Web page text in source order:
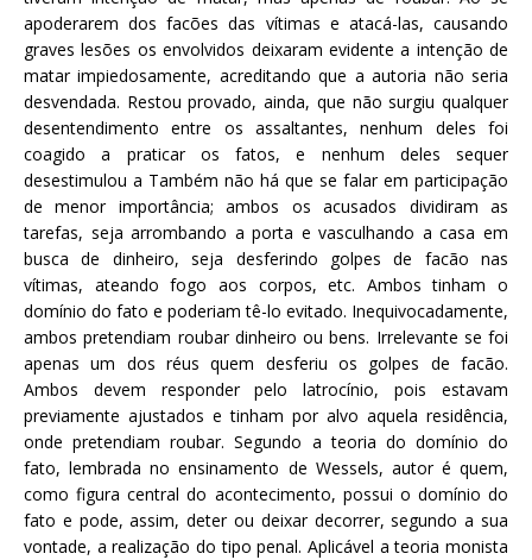
apoderarem dos facões das vítimas e atacá-las, causando
graves lesões os envolvidos deixaram evidente a intenção de
matar impiedosamente, acreditando que a autoria não seria
desvendada. Restou provado, ainda, que não surgiu qualquer
desentendimento entre os assaltantes, nenhum deles foi
coagido a praticar os fatos, e nenhum deles sequer
desestimulou a Também não há que se falar em participação
de menor importância; ambos os acusados dividiram as
tarefas, seja arrombando a porta e vasculhando a casa em
busca de dinheiro, seja desferindo golpes de facão nas
vítimas, ateando fogo aos corpos, etc. Ambos tinham o
domínio do fato e poderiam tê-lo evitado. Inequivocadamente,
ambos pretendiam roubar dinheiro ou bens. Irrelevante se foi
apenas um dos réus quem desferiu os golpes de facão.
Ambos devem responder pelo latrocínio, pois estavam
previamente ajustados e tinham por alvo aquela residência,
onde pretendiam roubar. Segundo a teoria do domínio do
fato, lembrada no ensinamento de Wessels, autor é quem,
como figura central do acontecimento, possui o domínio do
fato e pode, assim, deter ou deixar decorrer, segundo a sua
vontade, a realização do tipo penal. Aplicável a teoria monista